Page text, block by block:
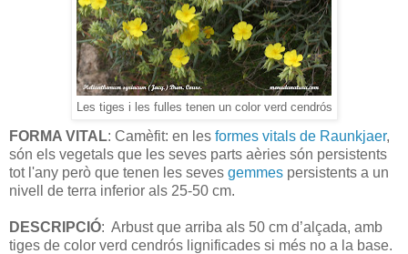
Les tiges i les fulles tenen un color verd cendrós
FORMA VITAL: Camèfit: en les formes vitals de Raunkjaer,
són els vegetals que les seves parts aèries són persistents
tot l'any però que tenen les seves gemmes persistents a un
nivell de terra inferior als 25-50 cm.
DESCRIPCIÓ: Arbust que arriba als 50 cm d’alçada, amb
tiges de color verd cendrós lignificades si més no a la base.